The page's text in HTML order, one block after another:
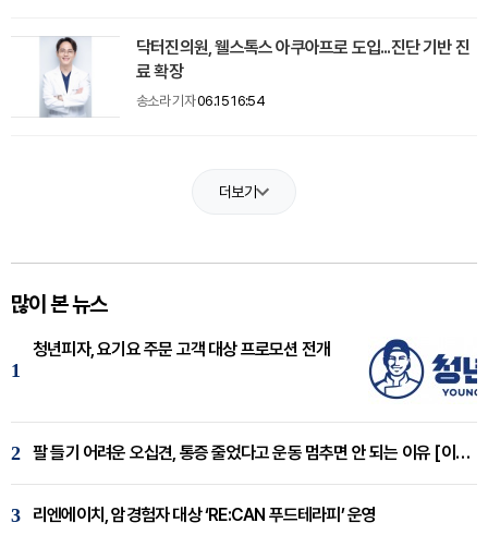
닥터진의원, 웰스톡스 아쿠아프로 도입...진단 기반 진
료 확장
송소라 기자06.15 16:54
더보기
많이 본 뉴스
1
청년피자, 요기요 주문 고객 대상 프로모션 전개
2 팔 들기 어려운 오십견, 통증 줄었다고 운동 멈추면 안 되는 이유 [이병욱 원장 칼럼]
3 리엔에이치, 암경험자 대상 ‘RE:CAN 푸드테라피’ 운영